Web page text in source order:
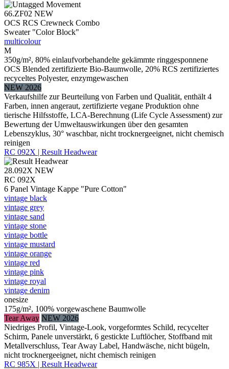
66.ZF02 NEW
OCS RCS Crewneck Combo
Sweater "Color Block"
multicolour
M
350g/m², 80% einlaufvorbehandelte gekämmte ringgesponnene
OCS Blended zertifizierte Bio-Baumwolle, 20% RCS zertifiziertes
recyceltes Polyester, enzymgewaschen
NEW 2026
Verkaufshilfe zur Beurteilung von Farben und Qualität, enthält 4
Farben, innen angeraut, zertifizierte vegane Produktion ohne
tierische Hilfsstoffe, LCA-Berechnung (Life Cycle Assessment) zur
Bewertung der Umweltauswirkungen über den gesamten
Lebenszyklus, 30° waschbar, nicht trocknergeeignet, nicht chemisch
reinigen
RC 092X | Result Headwear
28.092X NEW
RC 092X
6 Panel Vintage Kappe "Pure Cotton"
vintage black
vintage grey
vintage sand
vintage stone
vintage bottle
vintage mustard
vintage orange
vintage red
vintage pink
vintage royal
vintage denim
onesize
175g/m², 100% vorgewaschene Baumwolle
Tear Away NEW 2026
Niedriges Profil, Vintage-Look, vorgeformtes Schild, recycelter
Schirm, Panele unverstärkt, 6 gestickte Luftlöcher, Stoffband mit
Metallverschluss, Tear Away Label, Handwäsche, nicht bügeln,
nicht trocknergeeignet, nicht chemisch reinigen
RC 985X | Result Headwear